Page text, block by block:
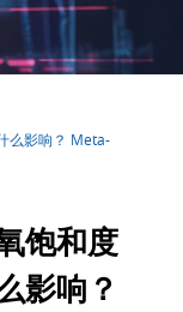
么影响？ Meta-
饱和度
影响？